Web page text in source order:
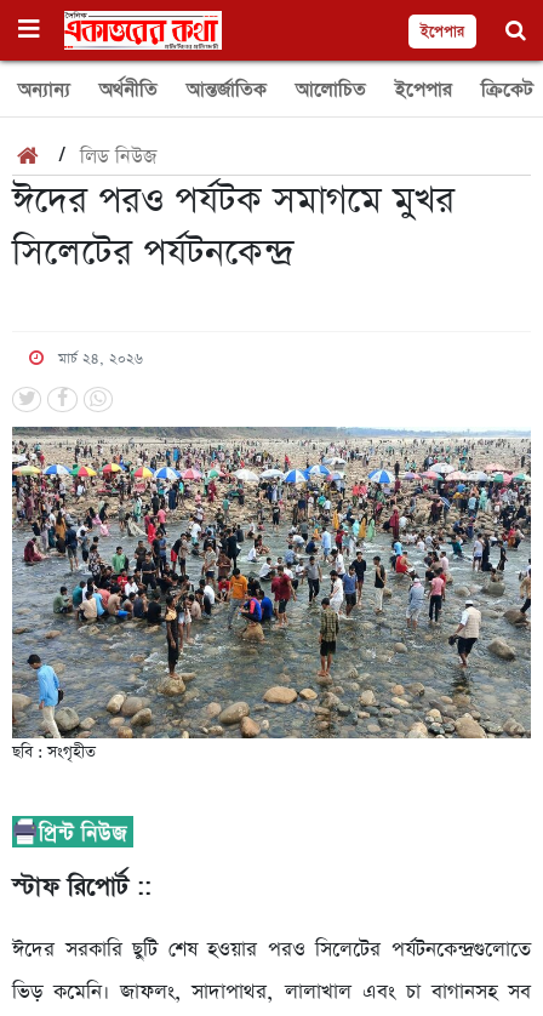
ইপেপার
অন্যান্য অর্থনীতি আন্তর্জাতিক আলোচিত ইপেপার ক্রিকেট
/লিড নিউজ
ঈদের পরও পর্যটক সমাগমে মুখর
সিলেটের পর্যটনকেন্দ্র
মার্চ ২৪, ২০২৬
ছবি : সংগৃহীত
স্টাফ রিপোর্ট ::
ঈদের সরকারি ছুটি শেষ হওয়ার পরও সিলেটের পর্যটনকেন্দ্রগুলোতে
ভিড় কমেনি। জাফলং, সাদাপাথর, লালাখাল এবং চা বাগানসহ সব